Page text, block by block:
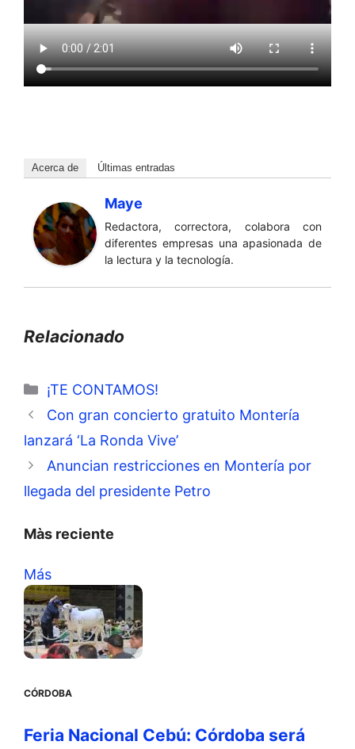
Acerca de Últimas entradas
Maye
Redactora, correctora, colabora con
diferentes empresas una apasionada de
la lectura y la tecnología.
Relacionado
Categorías
¡TE CONTAMOS!
Con gran concierto gratuito Montería
lanzará ‘La Ronda Vive’
Anuncian restricciones en Montería por
llegada del presidente Petro
Màs reciente
Más
CÓRDOBA
Feria Nacional Cebú: Córdoba será